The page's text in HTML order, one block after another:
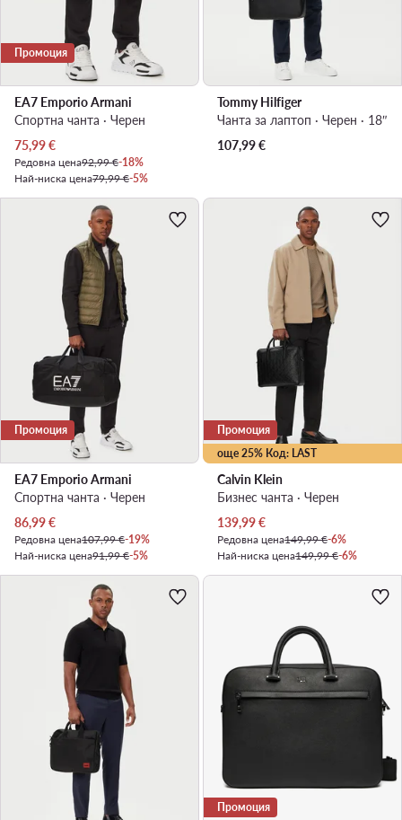
Промоция
EA7 Emporio Armani
Спортна чанта · Черен
Актуална цена
75,99€
Редовна цена92,99 €-18%
Най-ниска цена79,99 €-5%
Tommy Hilfiger
Чанта за лаптоп · Черен · 18″
107,99€
Промоция
EA7 Emporio Armani
Спортна чанта · Черен
Актуална цена
86,99€
Редовна цена107,99 €-19%
Най-ниска цена91,99 €-5%
още 25% Код: LAST
Промоция
Calvin Klein
Бизнес чанта · Черен
Актуална цена
139,99€
Редовна цена149,99 €-6%
Най-ниска цена149,99 €-6%
Промоция